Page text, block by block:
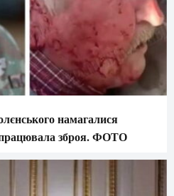
намагалися
зброя. ФОТО